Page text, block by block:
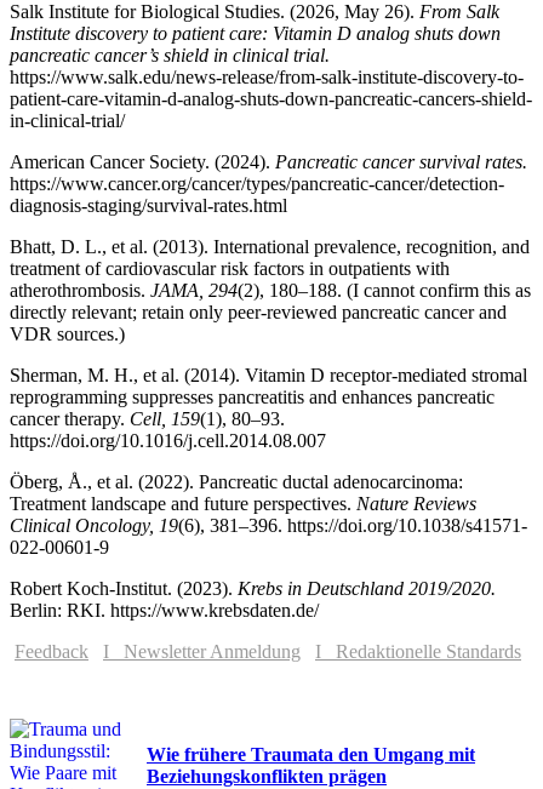
Salk Institute for Biological Studies. (2026, May 26). From Salk
Institute discovery to patient care: Vitamin D analog shuts down
pancreatic cancer’s shield in clinical trial.
https://www.salk.edu/news-release/from-salk-institute-discovery-to-
patient-care-vitamin-d-analog-shuts-down-pancreatic-cancers-shield-
in-clinical-trial/
American Cancer Society. (2024). Pancreatic cancer survival rates.
https://www.cancer.org/cancer/types/pancreatic-cancer/detection-
diagnosis-staging/survival-rates.html
Bhatt, D. L., et al. (2013). International prevalence, recognition, and
treatment of cardiovascular risk factors in outpatients with
atherothrombosis. JAMA, 294(2), 180–188. (I cannot confirm this as
directly relevant; retain only peer-reviewed pancreatic cancer and
VDR sources.)
Sherman, M. H., et al. (2014). Vitamin D receptor-mediated stromal
reprogramming suppresses pancreatitis and enhances pancreatic
cancer therapy. Cell, 159(1), 80–93.
https://doi.org/10.1016/j.cell.2014.08.007
Öberg, Å., et al. (2022). Pancreatic ductal adenocarcinoma:
Treatment landscape and future perspectives. Nature Reviews
Clinical Oncology, 19(6), 381–396. https://doi.org/10.1038/s41571-
022-00601-9
Robert Koch-Institut. (2023). Krebs in Deutschland 2019/2020.
Berlin: RKI. https://www.krebsdaten.de/
Feedback
I Newsletter Anmeldung I Redaktionelle Standards
Wie frühere Traumata den Umgang mit
Beziehungskonflikten prägen